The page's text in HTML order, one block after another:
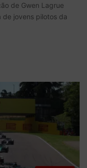
de Gwen Lagrue
jovens pilotos da